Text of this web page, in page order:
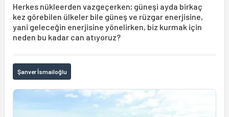
Herkes nükleerden vazgeçerken; güneşi ayda birkaç
kez görebilen ülkeler bile güneş ve rüzgar enerjisine,
yani geleceğin enerjisine yönelirken, biz kurmak için
neden bu kadar can atıyoruz?
Şanver İsmailoğlu